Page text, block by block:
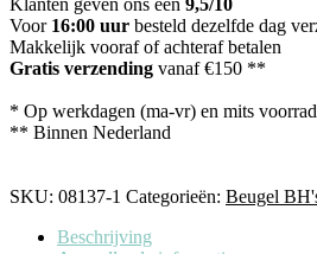
Voor 16:00 uur besteld dezelfde dag
Makkelijk vooraf of achteraf betalen
Gratis verzending vanaf €150 **
* Op werkdagen (ma-vr) en mits
** Binnen Nederland
SKU: 08137-1 Categorieën: Beugel
Beschrijving